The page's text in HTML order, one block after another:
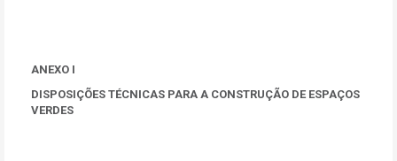
ANEXO I
DISPOSIÇÕES TÉCNICAS PARA A CONSTRUÇÃO DE ESPAÇOS
VERDES